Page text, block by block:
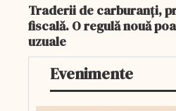
Traderii de carburanți,
fiscală. O regulă nouă
uzuale
Evenimente